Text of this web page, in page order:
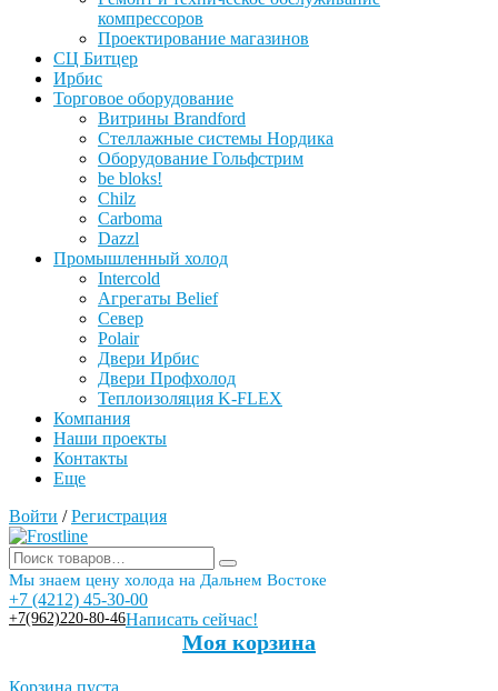
компрессоров
Проектирование магазинов
СЦ Битцер
Ирбис
Торговое оборудование
Витрины Brandford
Стеллажные системы Нордика
Оборудование Гольфстрим
be bloks!
Chilz
Carboma
Dazzl
Промышленный холод
Intercold
Агрегаты Belief
Север
Polair
Двери Ирбис
Двери Профхолод
Теплоизоляция K-FLEX
Компания
Наши проекты
Контакты
Еще
Войти / Регистрация
Мы знаем цену холода на Дальнем Востоке
+7 (4212) 45-30-00
+7(962)220-80-46Написать сейчас!
Моя корзина
Корзина пуста